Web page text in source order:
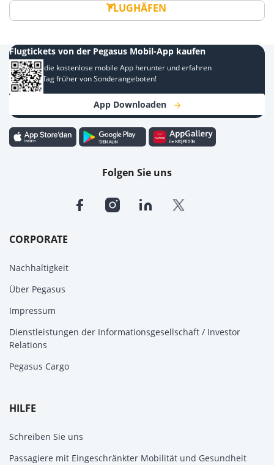
FLUGHÄFEN
CORPORATE
Nachhaltigkeit
Über Pegasus
Impressum
Dienstleistungen der Informationsgesellschaft / Investor
Relations
Pegasus Cargo
HILFE
Schreiben Sie uns
Passagiere mit Eingeschränkter Mobilität und Gesundheit
Flugtickets von der Pegasus Mobil-App kaufen
Laden Sie die kostenlose mobile App herunter und erfahren
Sie einen Tag früher von Sonderangeboten!
App Downloaden
Folgen Sie uns